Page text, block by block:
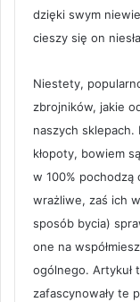
dzięki swym
cieszy się on
Niestety,
zbrojników, jakie
naszych sklepach.
kłopoty, bowiem
w 100% pochodzą
wrażliwe, zaś ich
sposób bycia)
one na
ogólnego. Artykuł
zafascynowały te